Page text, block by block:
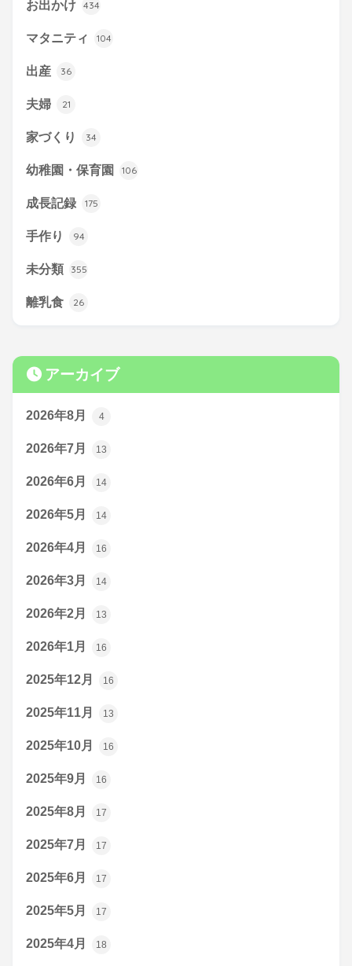
お出かけ 434
マタニティ 104
出産 36
夫婦 21
家づくり 34
幼稚園・保育園 106
成長記録 175
手作り 94
未分類 355
離乳食 26
アーカイブ
2026年8月 4
2026年7月 13
2026年6月 14
2026年5月 14
2026年4月 16
2026年3月 14
2026年2月 13
2026年1月 16
2025年12月 16
2025年11月 13
2025年10月 16
2025年9月 16
2025年8月 17
2025年7月 17
2025年6月 17
2025年5月 17
2025年4月 18